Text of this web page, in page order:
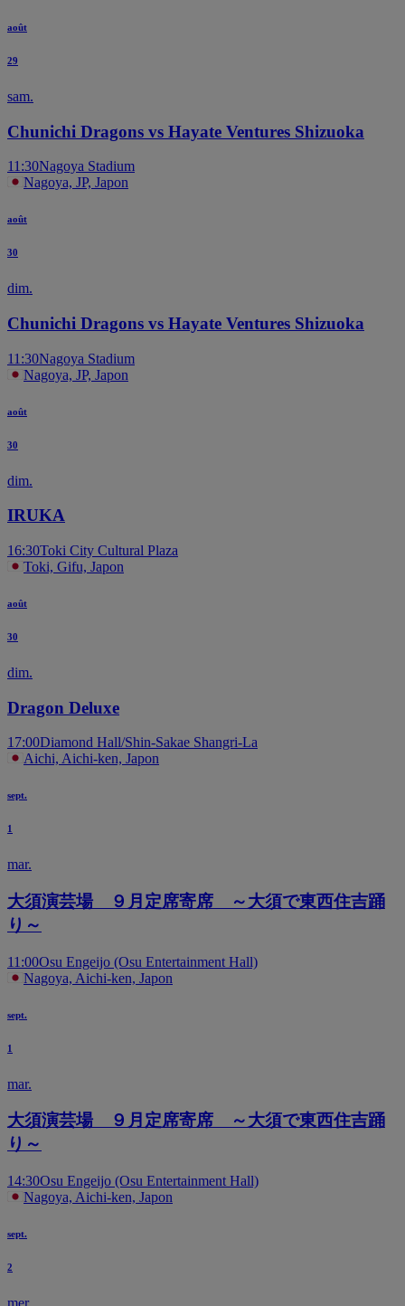
août
29
sam.
Chunichi Dragons vs Hayate Ventures Shizuoka
11:30Nagoya Stadium
Nagoya, JP, Japon
août
30
dim.
Chunichi Dragons vs Hayate Ventures Shizuoka
11:30Nagoya Stadium
Nagoya, JP, Japon
août
30
dim.
IRUKA
16:30Toki City Cultural Plaza
Toki, Gifu, Japon
août
30
dim.
Dragon Deluxe
17:00Diamond Hall/Shin-Sakae Shangri-La
Aichi, Aichi-ken, Japon
sept.
1
mar.
大須演芸場 ９月定席寄席 ～大須で東西住吉踊
り～
11:00Osu Engeijo (Osu Entertainment Hall)
Nagoya, Aichi-ken, Japon
sept.
1
mar.
大須演芸場 ９月定席寄席 ～大須で東西住吉踊
り～
14:30Osu Engeijo (Osu Entertainment Hall)
Nagoya, Aichi-ken, Japon
sept.
2
mer.